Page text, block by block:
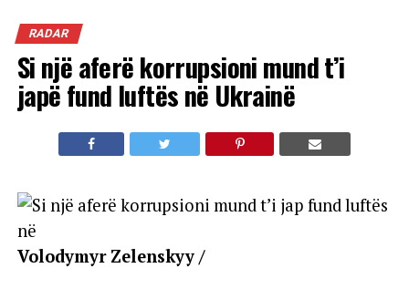
RADAR
Si një aferë korrupsioni mund t’i
japë fund luftës në Ukrainë
Volodymyr Zelenskyy /